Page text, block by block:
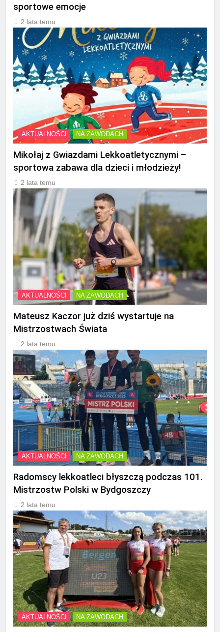
sportowe emocje
2 lata temu
AKTUALNOŚCI NA ZAWODACH
Mikołaj z Gwiazdami Lekkoatletycznymi –
sportowa zabawa dla dzieci i młodzieży!
2 lata temu
AKTUALNOŚCI NA ZAWODACH
Mateusz Kaczor już dziś wystartuje na
Mistrzostwach Świata
2 lata temu
AKTUALNOŚCI NA ZAWODACH
Radomscy lekkoatleci błyszczą podczas 101.
Mistrzostw Polski w Bydgoszczy
2 lata temu
AKTUALNOŚCI NA ZAWODACH